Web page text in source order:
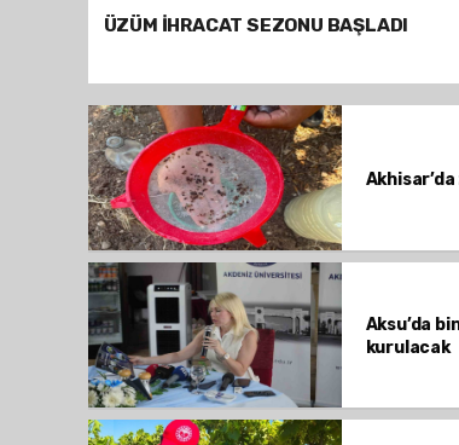
ÜZÜM İHRACAT SEZONU BAŞLADI
Aksu’da
kurulacak